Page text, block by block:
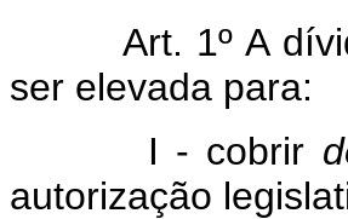
Art. 1º A dívida
ser elevada para:
I - cobrir
autorização